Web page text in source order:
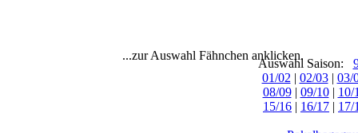
...zur Auswahl Fähnchen anklicken.
Auswahl Saison:
01/02 | 02/03| 03/
08/09| 09/10| 10/
15/16 | 16/17 | 17/